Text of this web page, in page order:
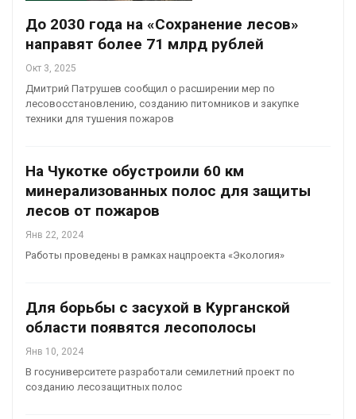
До 2030 года на «Сохранение лесов»
направят более 71 млрд рублей
Окт 3, 2025
Дмитрий Патрушев сообщил о расширении мер по
лесовосстановлению, созданию питомников и закупке
техники для тушения пожаров
На Чукотке обустроили 60 км
минерализованных полос для защиты
лесов от пожаров
Янв 22, 2024
Работы проведены в рамках нацпроекта «Экология»
Для борьбы с засухой в Курганской
области появятся лесополосы
Янв 10, 2024
В госуниверситете разработали семилетний проект по
созданию лесозащитных полос